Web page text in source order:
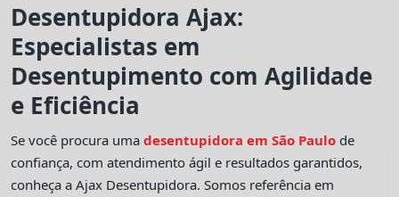
Desentupidora Ajax:
Especialistas em
Desentupimento com Agilidade
e Eficiência
Se você procura umadesentupidora em São Paulo de
confiança, com atendimento ágil e resultados garantidos,
conheça a Ajax Desentupidora. Somos referência em